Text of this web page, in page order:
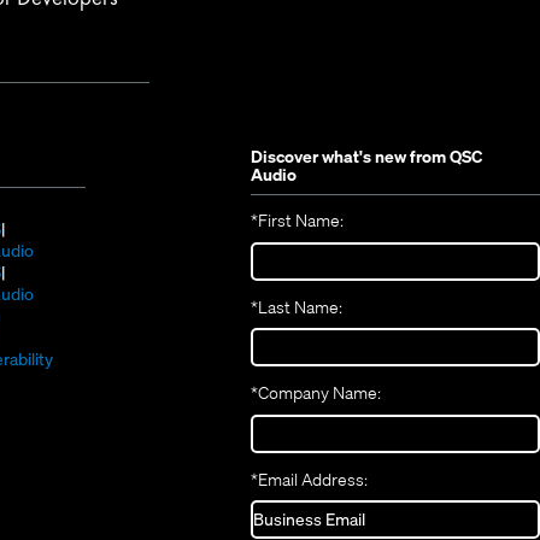
(Opens
in
new
window)
(Opens
new
(Opens
in
(Opens
window)
Discover what's new fromQSC
Audio
*First Name:
*Last Name:
*Company Name:
*Email Address: